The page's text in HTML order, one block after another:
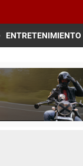
ENTRETENIMIENTO